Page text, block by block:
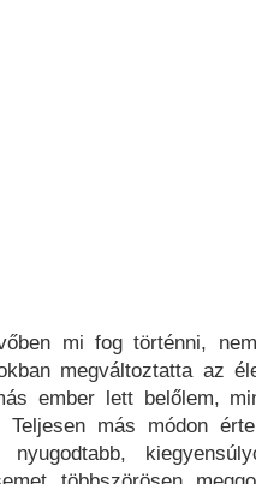
mi fog történni,
megváltoztatta az
ember lett belőlem,
Teljesen más módon